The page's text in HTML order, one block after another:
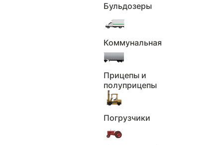
Бульдозеры
Коммунальная
Прицепы и
полуприцепы
Погрузчики